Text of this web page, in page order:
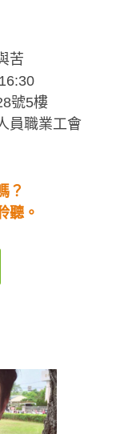
苦
號5樓
員職業工會
？
聽。